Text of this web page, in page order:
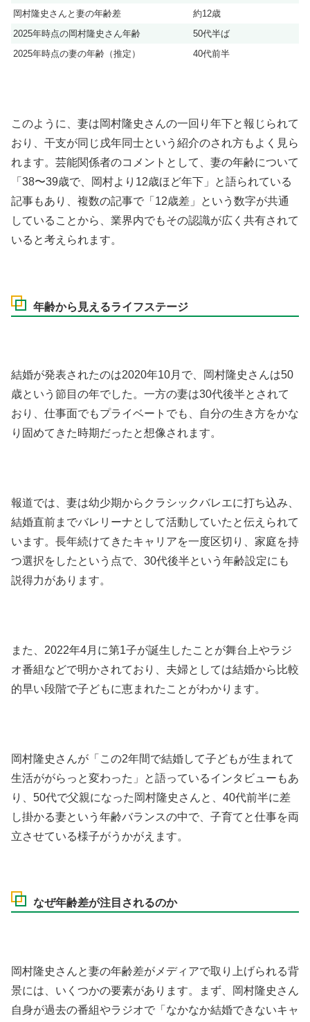
岡村隆史さんと妻の年齢差
約12歳
2025年時点の岡村隆史さん年齢
50代半ば
2025年時点の妻の年齢（推定）
40代前半
このように、妻は岡村隆史さんの一回り年下と報じられて
おり、干支が同じ戌年同士という紹介のされ方もよく見ら
れます。芸能関係者のコメントとして、妻の年齢について
「38〜39歳で、岡村より12歳ほど年下」と語られている
記事もあり、複数の記事で「12歳差」という数字が共通
していることから、業界内でもその認識が広く共有されて
いると考えられます。
年齢から見えるライフステージ
結婚が発表されたのは2020年10月で、岡村隆史さんは50
歳という節目の年でした。一方の妻は30代後半とされて
おり、仕事面でもプライベートでも、自分の生き方をかな
り固めてきた時期だったと想像されます。
報道では、妻は幼少期からクラシックバレエに打ち込み、
結婚直前までバレリーナとして活動していたと伝えられて
います。長年続けてきたキャリアを一度区切り、家庭を持
つ選択をしたという点で、30代後半という年齢設定にも
説得力があります。
また、2022年4月に第1子が誕生したことが舞台上やラジ
オ番組などで明かされており、夫婦としては結婚から比較
的早い段階で子どもに恵まれたことがわかります。
岡村隆史さんが「この2年間で結婚して子どもが生まれて
生活ががらっと変わった」と語っているインタビューもあ
り、50代で父親になった岡村隆史さんと、40代前半に差
し掛かる妻という年齢バランスの中で、子育てと仕事を両
立させている様子がうかがえます。
なぜ年齢差が注目されるのか
岡村隆史さんと妻の年齢差がメディアで取り上げられる背
景には、いくつかの要素があります。まず、岡村隆史さん
自身が過去の番組やラジオで「なかなか結婚できないキャ